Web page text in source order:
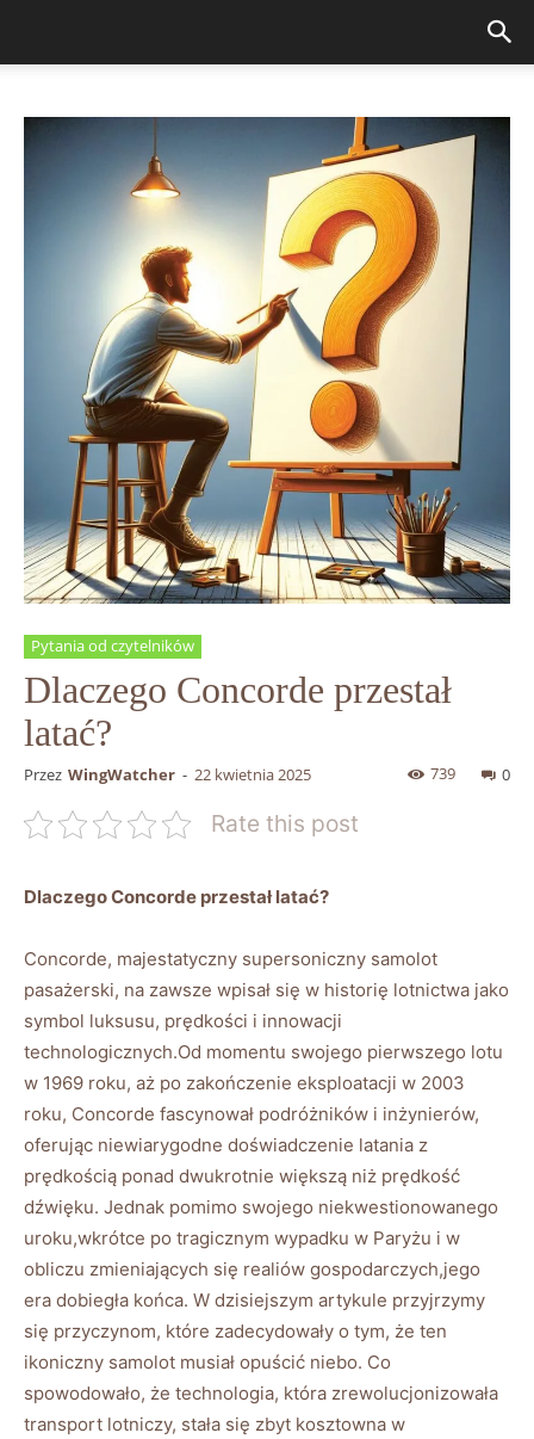
Pytania od czytelników
Dlaczego Concorde przestał
latać?
Przez WingWatcher - 22 kwietnia 2025 0
739
Rate this post
Dlaczego Concorde przestał latać?
Concorde, majestatyczny supersoniczny samolot
⁤pasażerski,⁢ na zawsze wpisał⁣ się w historię lotnictwa jako
symbol luksusu, prędkości i ‌innowacji
technologicznych.Od momentu⁤ swojego pierwszego lotu
w 1969 roku, aż po‍ zakończenie‍ eksploatacji w ⁢2003​
roku,⁣ Concorde ‍fascynował podróżników i inżynierów,
oferując niewiarygodne doświadczenie latania z
prędkością ponad dwukrotnie ⁢większą niż prędkość
dźwięku. Jednak pomimo‌ swojego niekwestionowanego ​
uroku,wkrótce⁣ po tragicznym wypadku w Paryżu i w
obliczu zmieniających⁢ się realiów gospodarczych,jego⁢
era dobiegła​ końca. W dzisiejszym artykule przyjrzymy
się przyczynom, które zadecydowały o tym, że ten
⁤ikoniczny samolot musiał⁢ opuścić niebo. Co
spowodowało, że technologia, ⁤która zrewolucjonizowała
transport lotniczy, stała się zbyt kosztowna⁤ w